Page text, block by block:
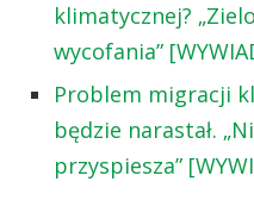
klimatycznej?
wycofania”
Problem migracji
będzie narastał.
przyspiesza”